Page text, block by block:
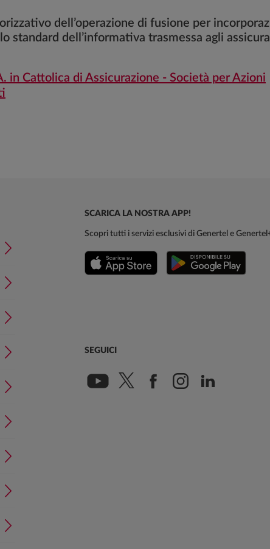
dell’operazione di fusione per
standard dell’informativa trasmessa agli
in Cattolica di Assicurazione - Società per Azioni
SCARICA LA NOSTRA APP!
Scopri tutti i servizi esclusivi di Genertel e
SEGUICI